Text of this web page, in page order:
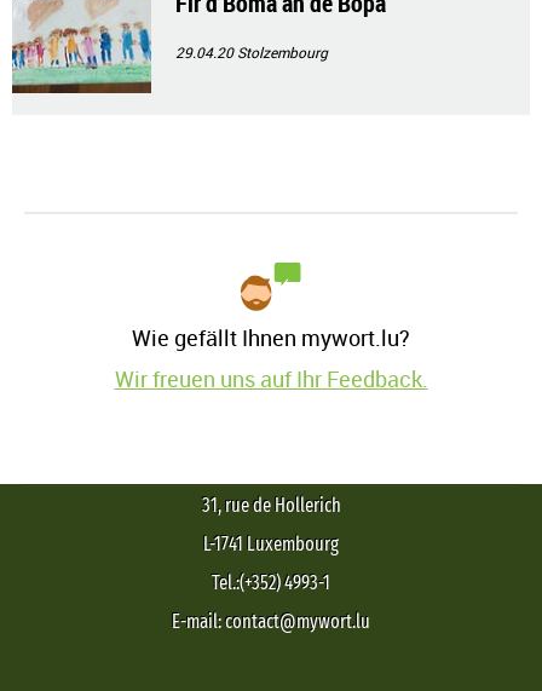
29.04.20Stolzembourg
Wie gefällt Ihnen mywort.lu?
Wir freuen uns auf Ihr Feedback.
31, rue de Hollerich
L-1741 Luxembourg
Tel.:(+352) 4993-1
E-mail: contact@mywort.lu